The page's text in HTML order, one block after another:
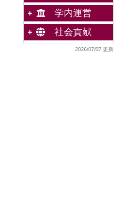
学内運営
社会貢献
2026/07/07 更新